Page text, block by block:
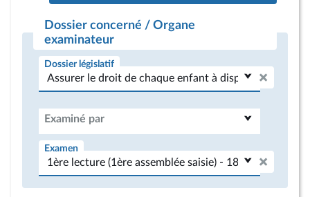
Dossier concerné / Organe
examinateur
Dossier législatif
Examiné par
Examen